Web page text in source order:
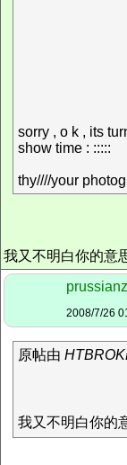
sorry , o k , its
show time : :::::
thy////your
我又不明白你的意
prussianz
2008/7/26
原帖由
我又不明白你的